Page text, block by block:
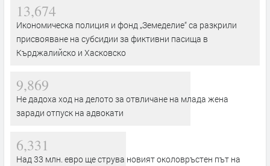
13,674
Икономическа полиция и фонд „Земеделие“ са разкрили
присвояване на субсидии за фиктивни пасища в
Кърджалийско и Хасковско
9,869
Не дадоха ход на делото за отвличане на млада жена
заради отпуск на адвокати
6,331
Над 33 млн. евро ще струва новият околовръстен път на